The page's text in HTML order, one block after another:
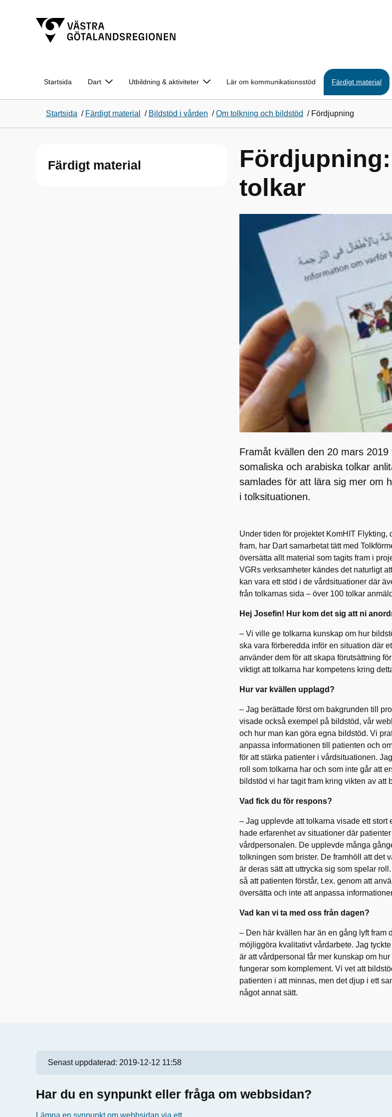
Startsida Dart Utbildning & aktiviteter Lär om kommunikationsstöd Färdigt material
Startsida / Färdigt material / Bildstöd i vården /Om tolkning och bildstöd / Fördjupning
Färdigt material
tolkar
Framåt kvällen den 20 mars
somaliska och arabiska tolkar
samlades för att lära sig mer om
i tolksituationen.
Under tiden för projektet KomHIT
fram, har Dart samarbetat tätt med
översätta allt material som tagits fram i
VGRs verksamheter kändes det naturligt
kan vara ett stöd i de vårdsituationer där
från tolkarnas sida – över 100 tolkar
Hej Josefin! Hur kom det sig att ni
– Vi ville ge tolkarna kunskap om hur
ska vara förberedda inför en situation där
använder dem för att skapa förutsättning
viktigt att tolkarna har kompetens kring
Hur var kvällen upplagd?
– Jag berättade först om bakgrunden till
visade också exempel på bildstöd, vår
och hur man kan göra egna bildstöd. Vi
anpassa informationen till patienten och
för att stärka patienter i vårdsituationen.
roll som tolkarna har och som inte går att
bildstöd vi har tagit fram kring vikten av att
Vad fick du för respons?
– Jag upplevde att tolkarna visade ett
hade erfarenhet av situationer där
vårdpersonalen. De upplevde många
tolkningen som brister. De framhöll att det
är deras sätt att uttrycka sig som spelar
så att patienten förstår, t.ex. genom att
översätta och inte att anpassa
Vad kan vi ta med oss från dagen?
– Den här kvällen har än en gång lyft fram
möjliggöra kvalitativt vårdarbete. Jag
är att vårdpersonal får mer kunskap om
fungerar som komplement. Vi vet att
patienten i att minnas, men det djup i ett
något annat sätt.
Senast uppdaterad: 2019-12-12 11:58
Har du en synpunkt eller fråga om webbsidan?